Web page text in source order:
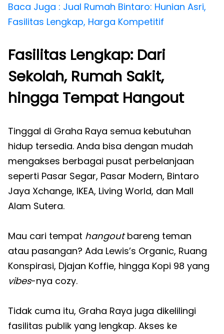
Baca Juga : Jual Rumah Bintaro: Hunian Asri,
Fasilitas Lengkap, Harga Kompetitif
Fasilitas Lengkap: Dari
Sekolah, Rumah Sakit,
hingga Tempat Hangout
Tinggal di Graha Raya semua kebutuhan
hidup tersedia. Anda bisa dengan mudah
mengakses berbagai pusat perbelanjaan
seperti Pasar Segar, Pasar Modern, Bintaro
Jaya Xchange, IKEA, Living World, dan Mall
Alam Sutera.
Mau cari tempat hangoutbareng teman
atau pasangan? Ada Lewis’s Organic, Ruang
Konspirasi, Djajan Koffie, hingga Kopi 98 yang
vibes-nya cozy.
Tidak cuma itu, Graha Raya juga dikelilingi
fasilitas publik yang lengkap. Akses ke